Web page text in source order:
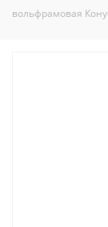
вольфрамовая